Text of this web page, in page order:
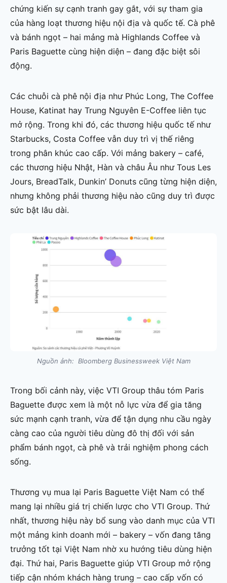
chứng kiến sự cạnh tranh gay gắt, với sự tham gia
của hàng loạt thương hiệu nội địa và quốc tế. Cà phê
và bánh ngọt – hai mảng mà Highlands Coffee và
Paris Baguette cùng hiện diện – đang đặc biệt sôi
động.
Các chuỗi cà phê nội địa như Phúc Long, The Coffee
House, Katinat hay Trung Nguyên E-Coffee liên tục
mở rộng. Trong khi đó, các thương hiệu quốc tế như
Starbucks, Costa Coffee vẫn duy trì vị thế riêng
trong phân khúc cao cấp. Với mảng bakery – café,
các thương hiệu Nhật, Hàn và châu Âu như Tous Les
Jours, BreadTalk, Dunkin’ Donuts cũng từng hiện diện,
nhưng không phải thương hiệu nào cũng duy trì được
sức bật lâu dài.
Nguồn ảnh: Bloomberg Businessweek Việt Nam
Trong bối cảnh này, việc VTI Group thâu tóm Paris
Baguette được xem là một nỗ lực vừa để gia tăng
sức mạnh cạnh tranh, vừa để tận dụng nhu cầu ngày
càng cao của người tiêu dùng đô thị đối với sản
phẩm bánh ngọt, cà phê và trải nghiệm phong cách
sống.
Thương vụ mua lại Paris Baguette Việt Nam có thể
mang lại nhiều giá trị chiến lược cho VTI Group. Thứ
nhất, thương hiệu này bổ sung vào danh mục của VTI
một mảng kinh doanh mới – bakery – vốn đang tăng
trưởng tốt tại Việt Nam nhờ xu hướng tiêu dùng hiện
đại. Thứ hai, Paris Baguette giúp VTI Group mở rộng
tiếp cận nhóm khách hàng trung – cao cấp vốn có